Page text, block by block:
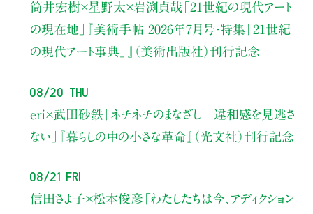
筒井宏樹×星野太×岩渕貞哉 「21世紀の現代アート
の現在地」
『美術手帖 2026年7月号・特集「21世紀
の現代アート事典」』（美術出版社）刊行記念
08/20 Thu
eri×武田砂鉄「ネチネチのまなざし 違和感を見逃さ
ない」
『暮らしの中の小さな革命』（光文社）刊行記念
08/21 Fri
信田さよ子×松本俊彦 「わたしたちは今、アディクション